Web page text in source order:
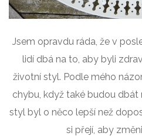
Jsem opravdu ráda, že v
lidí dbá na to, aby byli
životní styl. Podle mého
chybu, když také budou dbát
styl byl o něco lepší než
si přejí, aby